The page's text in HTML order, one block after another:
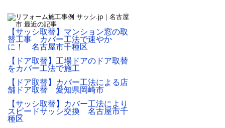
【サッシ取替】マンション窓の取
替工事 カバー工法で速やか
に！ 名古屋市千種区
【ドア取替】工場ドアのドア取替
をカバー工法で施工
【ドア取替】カバー工法による店
舗ドア取替 愛知県岡崎市
【サッシ取替】カバー工法により
スピードサッシ交換 名古屋市千
種区